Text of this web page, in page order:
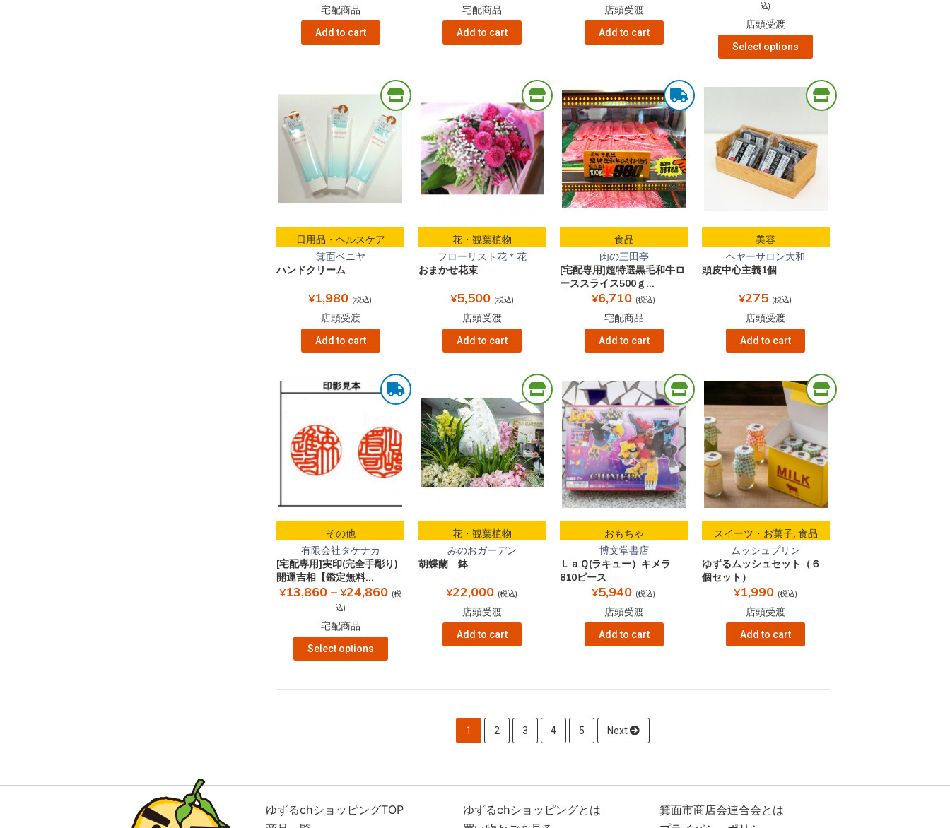
宅配商品
Add to cart
宅配商品
Add to cart
店頭受渡
Add to cart
込)
店頭受渡
Select options
日用品・ヘルスケア
箕面ベニヤ
ハンドクリーム
¥1,980 (税込)
店頭受渡
Add to cart
花・観葉植物
フローリスト花＊花
おまかせ花束
¥5,500 (税込)
店頭受渡
Add to cart
食品
肉の三田亭
[宅配専用]超特選黒毛和牛ロ
ーススライス500ｇ...
¥6,710 (税込)
宅配商品
Add to cart
美容
ヘヤーサロン大和
頭皮中心主義1個
¥275 (税込)
店頭受渡
Add to cart
その他
有限会社タケナカ
[宅配専用]実印(完全手彫り)
開運吉相【鑑定無料...
¥13,860–¥24,860 (税
込)
宅配商品
Select options
花・観葉植物
みのおガーデン
胡蝶蘭 鉢
¥22,000 (税込)
店頭受渡
Add to cart
おもちゃ
博文堂書店
ＬａＱ(ラキュー）キメラ
810ピース
¥5,940 (税込)
店頭受渡
Add to cart
スイーツ・お菓子, 食品
ムッシュプリン
ゆずるムッシュセット（６
個セット）
¥1,990 (税込)
店頭受渡
Add to cart
1 2 3 4 5 Next
ゆずるchショッピングTOP
ゆずるchショッピングとは
箕面市商店会連合会とは